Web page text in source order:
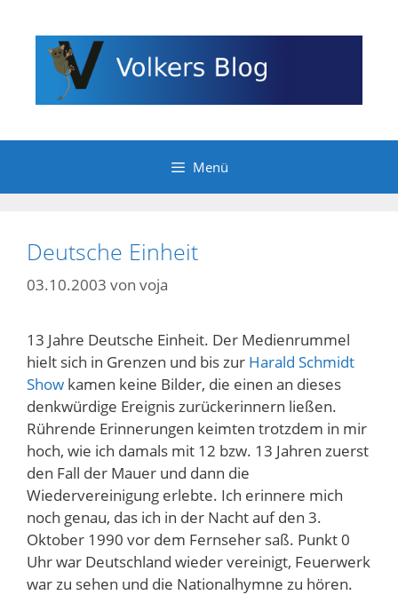
Inhalt
springen
Menü
Deutsche Einheit
03.10.2003 von voja
13 Jahre Deutsche Einheit. Der Medienrummel
hielt sich in Grenzen und bis zur Harald Schmidt
Show kamen keine Bilder, die einen an dieses
denkwürdige Ereignis zurückerinnern ließen.
Rührende Erinnerungen keimten trotzdem in mir
hoch, wie ich damals mit 12 bzw. 13 Jahren zuerst
den Fall der Mauer und dann die
Wiedervereinigung erlebte. Ich erinnere mich
noch genau, das ich in der Nacht auf den 3.
Oktober 1990 vor dem Fernseher saß. Punkt 0
Uhr war Deutschland wieder vereinigt, Feuerwerk
war zu sehen und die Nationalhymne zu hören.